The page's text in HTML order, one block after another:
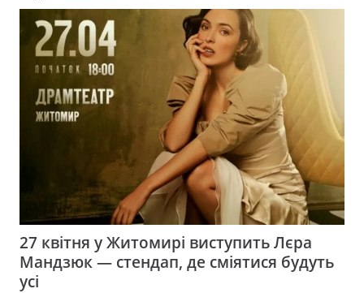
27 квітня у Житомирі виступить Лєра
Мандзюк — стендап, де сміятися будуть
усі